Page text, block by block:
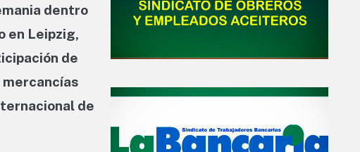
dentro
en Leipzig,
de
de